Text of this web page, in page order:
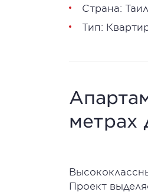
Страна:
Тип:
метрах
Проект